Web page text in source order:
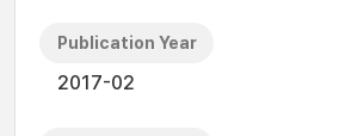
Publication Year
2017-02